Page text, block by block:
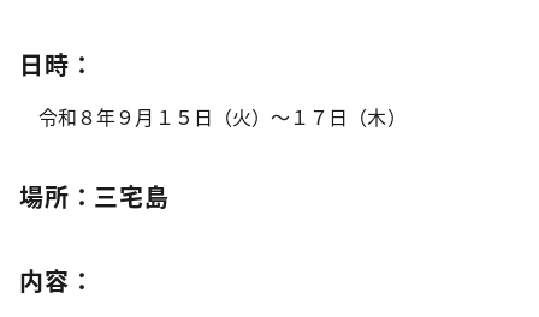
日時：
令和８年９月１５日（火）～１７日（木）
場所：三宅島
内容：